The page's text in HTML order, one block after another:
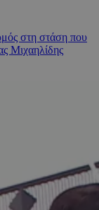
στη στάση που
Μιχαηλίδης